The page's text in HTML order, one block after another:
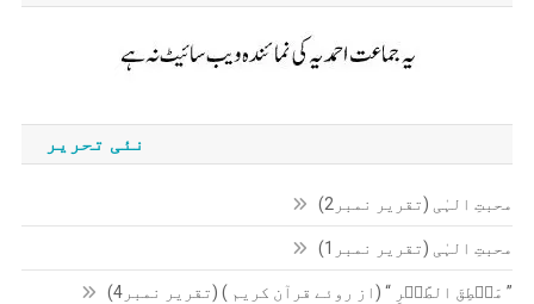
نئی تحریر
محبتِ الہٰی (تقریر نمبر2)
محبتِ الہٰی (تقریر نمبر1)
” مَنۡطِقَ الطَّیۡرِ “ (از روئے قرآن کریم ) (تقریر نمبر4)